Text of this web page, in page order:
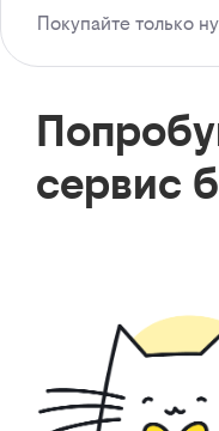
Покупайте только
сервис